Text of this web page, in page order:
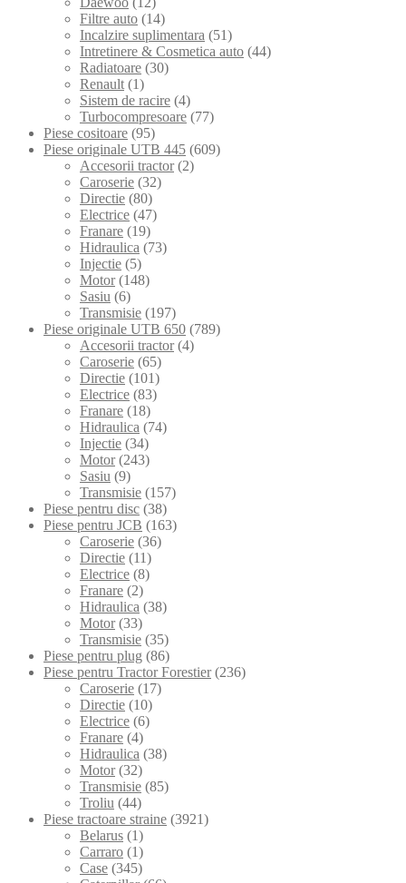
Filtre auto (14)
Incalzire suplimentara (51)
Intretinere & Cosmetica auto (44)
Radiatoare (30)
Renault (1)
Sistem de racire (4)
Turbocompresoare (77)
Piese cositoare (95)
Piese originale UTB 445 (609)
Accesorii tractor (2)
Caroserie (32)
Directie (80)
Electrice (47)
Franare (19)
Hidraulica (73)
Injectie (5)
Motor (148)
Sasiu (6)
Transmisie (197)
Piese originale UTB 650 (789)
Accesorii tractor (4)
Caroserie (65)
Directie (101)
Electrice (83)
Franare (18)
Hidraulica (74)
Injectie (34)
Motor (243)
Sasiu (9)
Transmisie (157)
Piese pentru disc (38)
Piese pentru JCB (163)
Caroserie (36)
Directie (11)
Electrice (8)
Franare (2)
Hidraulica (38)
Motor (33)
Transmisie (35)
Piese pentru plug (86)
Piese pentru Tractor Forestier (236)
Caroserie (17)
Directie (10)
Electrice (6)
Franare (4)
Hidraulica (38)
Motor (32)
Transmisie (85)
Troliu (44)
Piese tractoare straine (3921)
Belarus (1)
Carraro (1)
Case (345)